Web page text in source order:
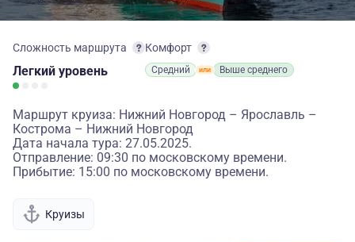
Сложность маршрута
Легкий уровень
Комфорт
Средний Выше среднего
Маршрут круиза: Нижний Новгород – Ярославль –
Кострома – Нижний Новгород
Дата начала тура: 27.05.2025.
Отправление: 09:30 по московскому времени.
Прибытие: 15:00 по московскому времени.
Круизы